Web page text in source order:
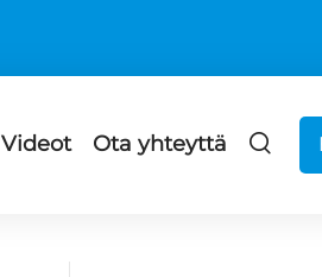
Videot Ota yhteyttä